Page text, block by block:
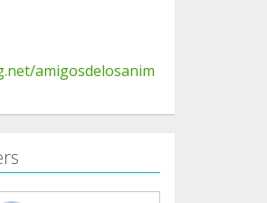
amigosdelosanim